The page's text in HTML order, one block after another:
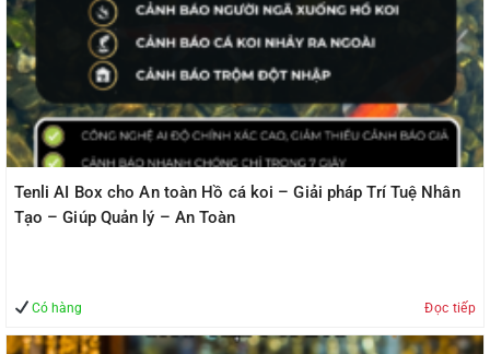
Tenli AI Box cho An toàn Hồ cá koi – Giải pháp Trí Tuệ Nhân
Tạo – Giúp Quản lý – An Toàn
Có hàng Đọc tiếp